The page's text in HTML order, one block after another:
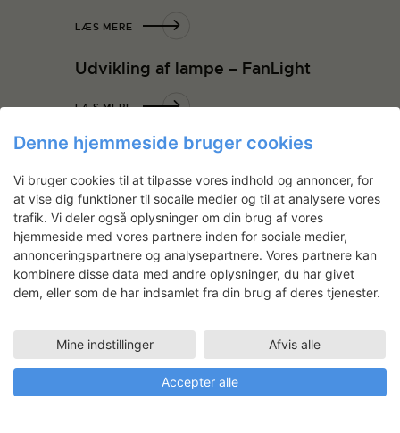
LÆS MERE
Udvikling af lampe – FanLight
LÆS MERE
Nyhedsbrev
Få ansøgningsfrister, arrangementer
og artikler direkte i din indbakke.
Denne hjemmeside bruger cookies
Vi bruger cookies til at tilpasse vores indhold og annoncer, for
at vise dig funktioner til socaile medier og til at analysere vores
trafik. Vi deler også oplysninger om din brug af vores
hjemmeside med vores partnere inden for sociale medier,
annonceringspartnere og analysepartnere. Vores partnere kan
kombinere disse data med andre oplysninger, du har givet
dem, eller som de har indsamlet fra din brug af deres tjenester.
Mine indstillinger Afvis alle
Accepter alle